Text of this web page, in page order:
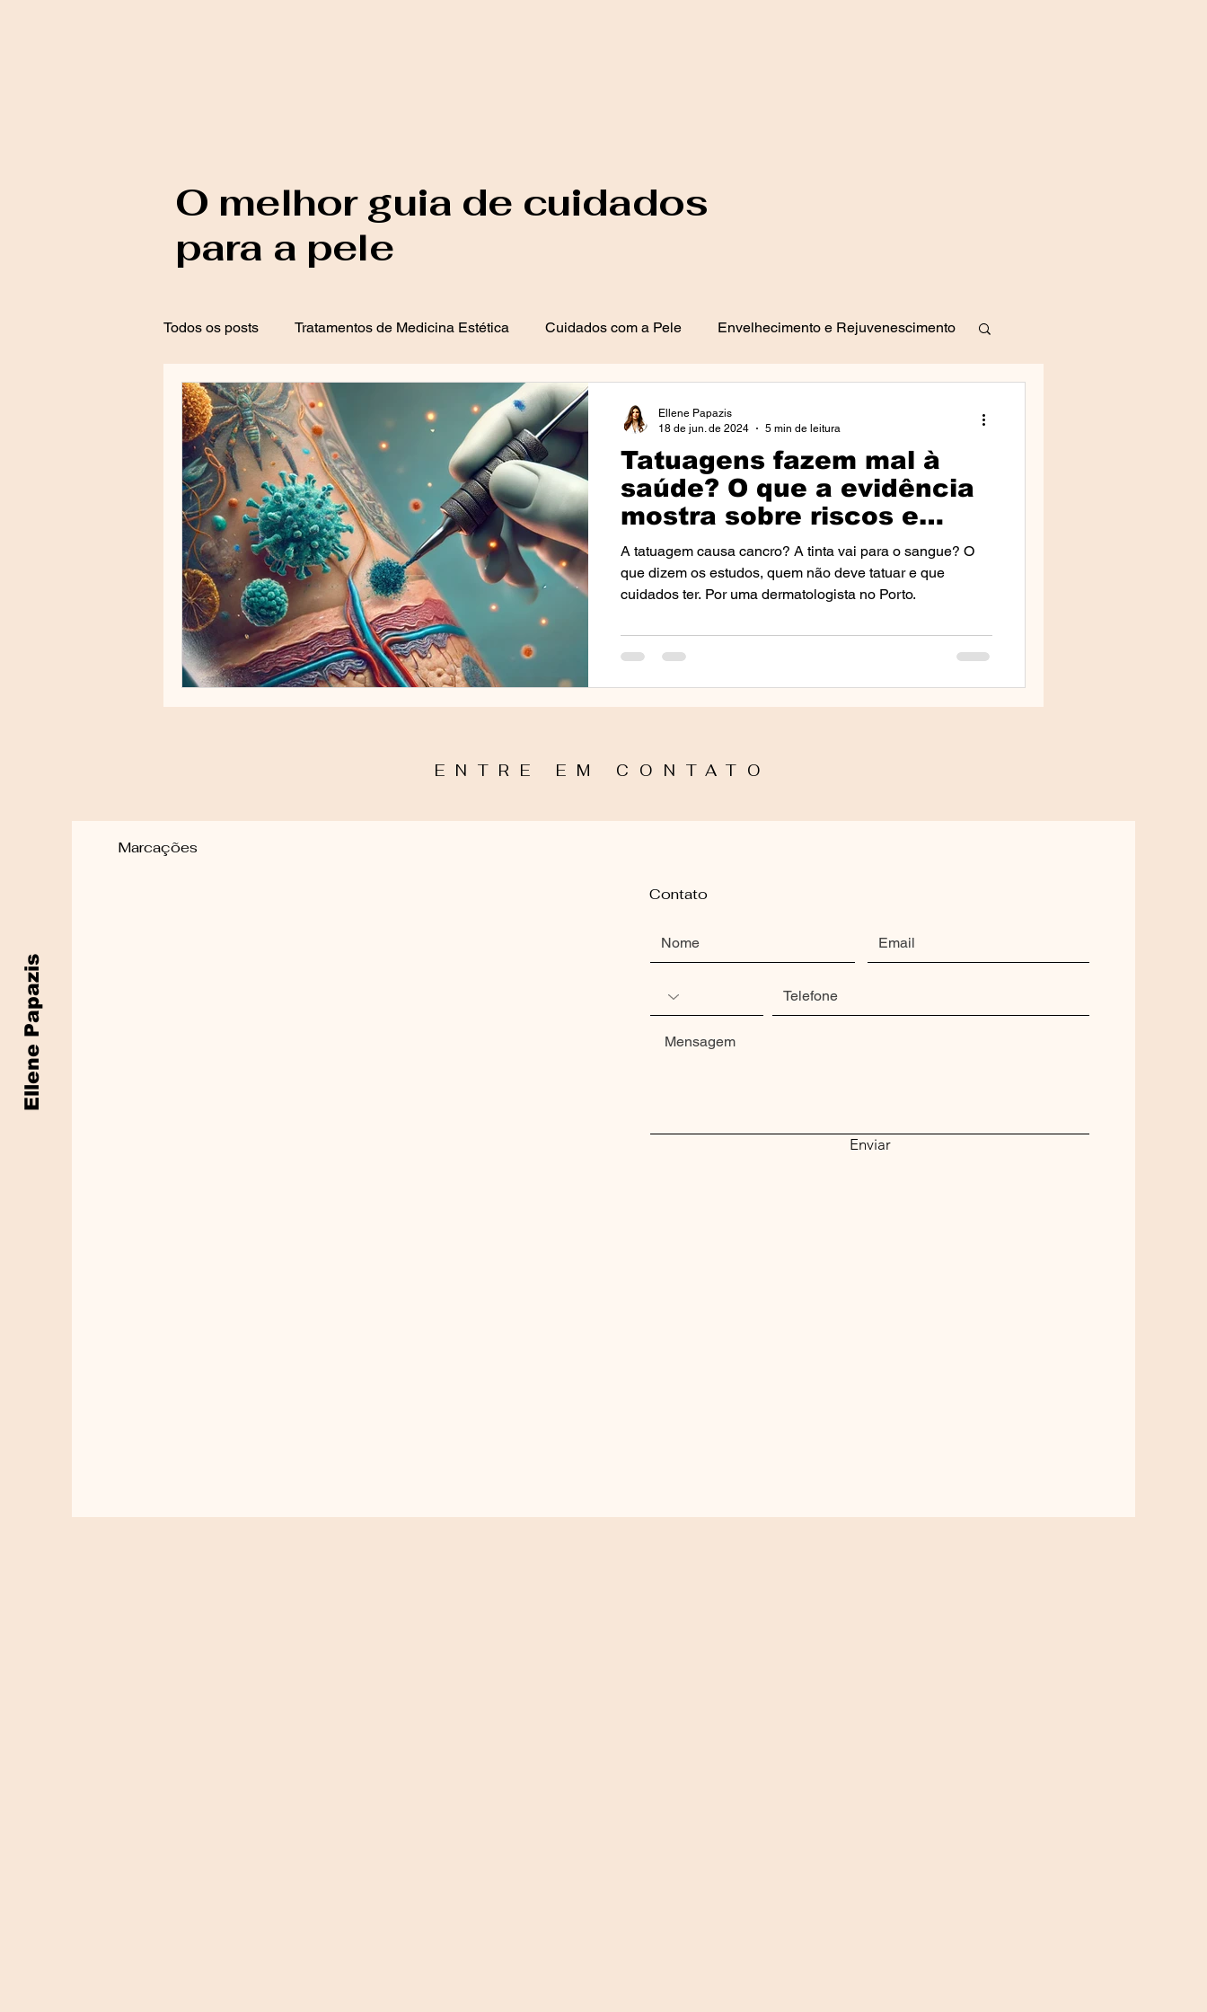
Ellene Papazis
O melhor guia de cuidados
para a pele
Todos os posts Tratamentos de Medicina Estética Cuidados com a Pele Envelhecimento e Rejuvenescimento
Proteção Solar Tratamento de Acne Saúde e Bem-Estar
Cuidados Pré e Pós-Procedimento Perguntas Frequentes (FAQs) Notícias e Eventos da Clínica
Melasma Fototipos Rosácea Câncer Cancro Eventos Aulas e Palestras
PRP (Plasma Rico em Plaquetas) Tricologia
Toxicidade cutânea Proteção Solar Fototipos
Tatuagens fazem mal à
saúde? O que a evidência
mostra sobre riscos e
cuidados
A tatuagem causa cancro? A tinta vai para o sangue? O
que dizem os estudos, quem não deve tatuar e que
cuidados ter. Por uma dermatologista no Porto.
Ellene Papazis
18 de jun. de 2024
5 min de leitura
ENTRE EM CONTATO
Marcações
Contato
Enviar